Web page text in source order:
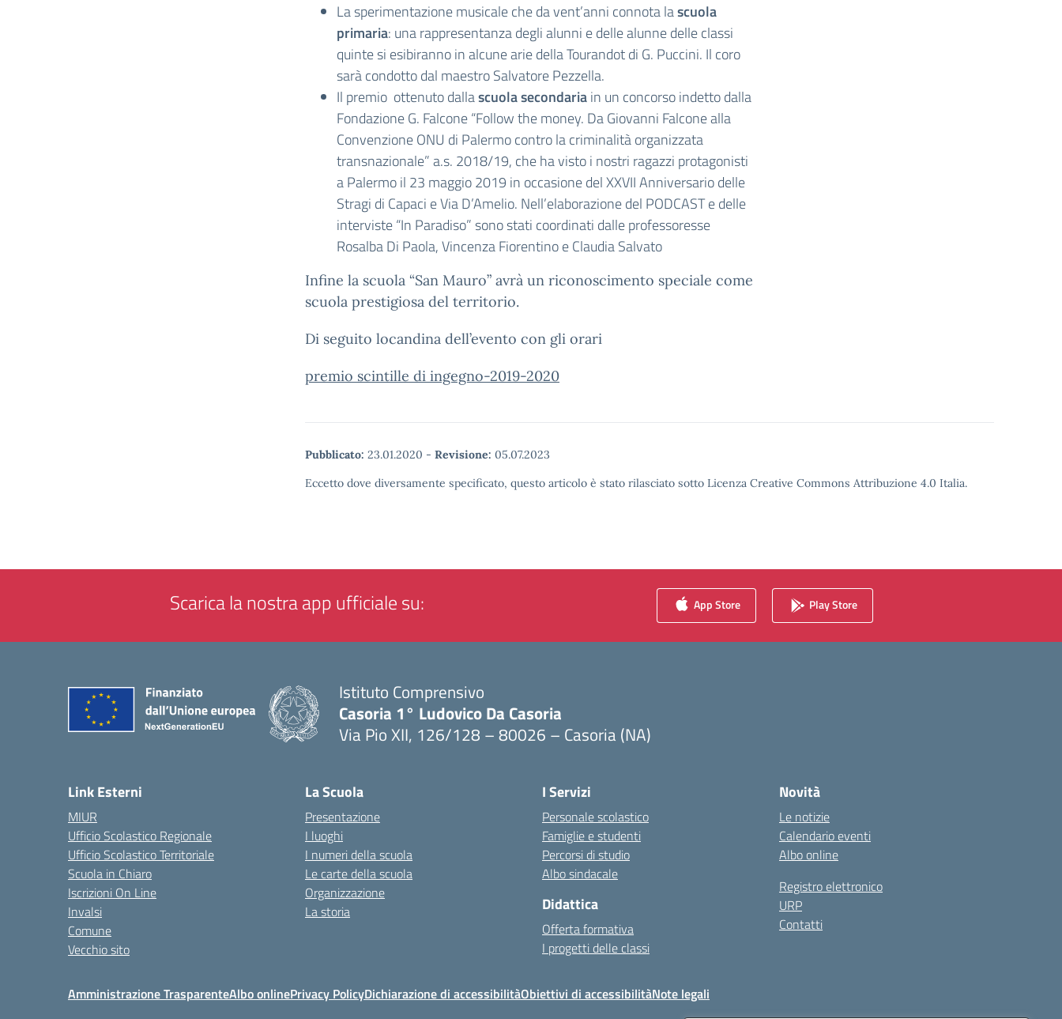
La sperimentazione musicale che da vent’anni connota lascuola
primaria: una rappresentanza degli alunni e delle alunne delle classi
quinte si esibiranno in alcune arie della Tourandot di G. Puccini. Il coro
sarà condotto dal maestro Salvatore Pezzella.
Il premio ottenuto dallascuola secondariain un concorso indetto dalla
Fondazione G. Falcone “Follow the money. Da Giovanni Falcone alla
Convenzione ONU di Palermo contro la criminalità organizzata
transnazionale” a.s. 2018/19, che ha visto i nostri ragazzi protagonisti
a Palermo il 23 maggio 2019 in occasione del XXVII Anniversario delle
Stragi di Capaci e Via D’Amelio. Nell’elaborazione del PODCAST e delle
interviste “In Paradiso” sono stati coordinati dalle professoresse
Rosalba Di Paola, Vincenza Fiorentino e Claudia Salvato
Infine la scuola “San Mauro” avrà un riconoscimento speciale come
scuola prestigiosa del territorio.
Di seguito locandina dell’evento con gli orari
premio scintille di ingegno-2019-2020
Pubblicato: 23.01.2020 - Revisione: 05.07.2023
Eccetto dove diversamente specificato, questo articolo è stato rilasciato sotto Licenza Creative Commons Attribuzione 4.0 Italia.
Scarica la nostra app ufficiale su: App Store Play Store
Istituto Comprensivo
Casoria 1° Ludovico Da Casoria
Via Pio XII, 126/128 – 80026 – Casoria (NA)
Link Esterni
MIUR
Ufficio Scolastico Regionale
Ufficio Scolastico Territoriale
Scuola in Chiaro
Iscrizioni On Line
Invalsi
Comune
Vecchio sito
La Scuola
Presentazione
I luoghi
I numeri della scuola
Le carte della scuola
Organizzazione
La storia
I Servizi
Personale scolastico
Famiglie e studenti
Percorsi di studio
Albo sindacale
Didattica
Offerta formativa
I progetti delle classi
Novità
Le notizie
Calendario eventi
Albo online
Registro elettronico
URP
Contatti
Amministrazione TrasparenteAlbo onlinePrivacy PolicyDichiarazione di accessibilitàObiettivi di accessibilitàNote legali